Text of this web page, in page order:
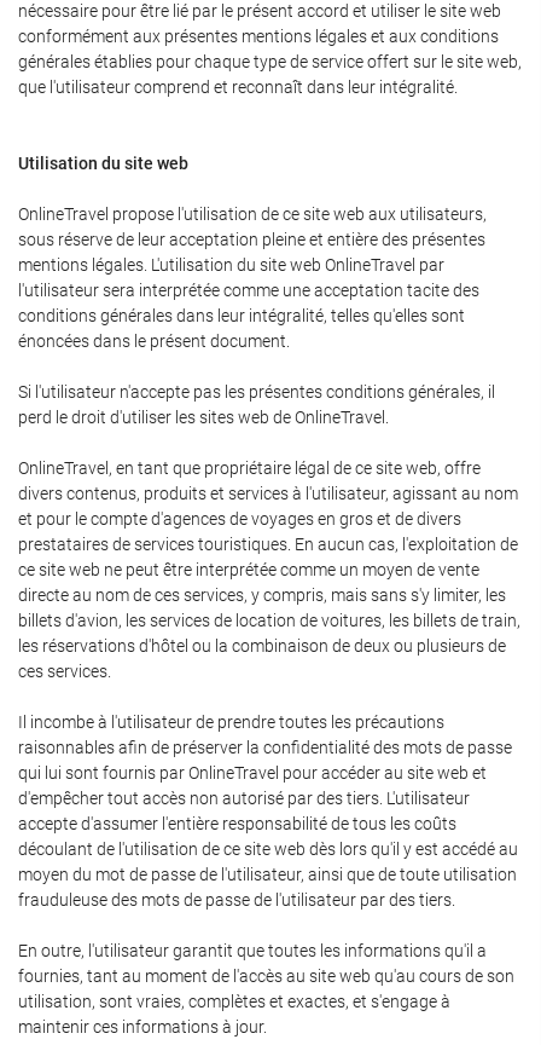
nécessaire pour être lié par le présent accord et utiliser le site web
conformément aux présentes mentions légales et aux conditions
générales établies pour chaque type de service offert sur le site web,
que l'utilisateur comprend et reconnaît dans leur intégralité.
Utilisation du site web
OnlineTravel propose l'utilisation de ce site web aux utilisateurs,
sous réserve de leur acceptation pleine et entière des présentes
mentions légales. L'utilisation du site web OnlineTravel par
l'utilisateur sera interprétée comme une acceptation tacite des
conditions générales dans leur intégralité, telles qu'elles sont
énoncées dans le présent document.
Si l'utilisateur n'accepte pas les présentes conditions générales, il
perd le droit d'utiliser les sites web de OnlineTravel.
OnlineTravel, en tant que propriétaire légal de ce site web, offre
divers contenus, produits et services à l'utilisateur, agissant au nom
et pour le compte d'agences de voyages en gros et de divers
prestataires de services touristiques. En aucun cas, l'exploitation de
ce site web ne peut être interprétée comme un moyen de vente
directe au nom de ces services, y compris, mais sans s'y limiter, les
billets d'avion, les services de location de voitures, les billets de train,
les réservations d'hôtel ou la combinaison de deux ou plusieurs de
ces services.
Il incombe à l'utilisateur de prendre toutes les précautions
raisonnables afin de préserver la confidentialité des mots de passe
qui lui sont fournis par OnlineTravel pour accéder au site web et
d'empêcher tout accès non autorisé par des tiers. L'utilisateur
accepte d'assumer l'entière responsabilité de tous les coûts
découlant de l'utilisation de ce site web dès lors qu'il y est accédé au
moyen du mot de passe de l'utilisateur, ainsi que de toute utilisation
frauduleuse des mots de passe de l'utilisateur par des tiers.
En outre, l'utilisateur garantit que toutes les informations qu'il a
fournies, tant au moment de l'accès au site web qu'au cours de son
utilisation, sont vraies, complètes et exactes, et s'engage à
maintenir ces informations à jour.